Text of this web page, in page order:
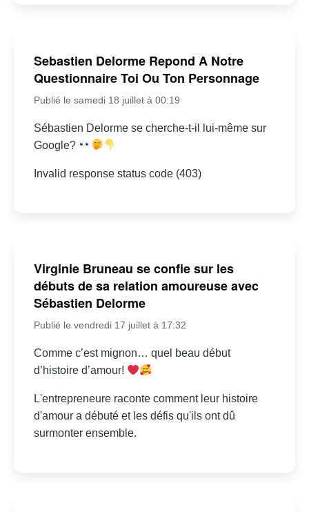
Sebastien Delorme Repond A Notre
Questionnaire Toi Ou Ton Personnage
Publié le samedi 18 juillet à 00:19
Sébastien Delorme se cherche-t-il lui-même sur
Google?
Invalid response status code (403)
Virginie Bruneau se confie sur les
débuts de sa relation amoureuse avec
Sébastien Delorme
Publié le vendredi 17 juillet à 17:32
Comme c’est mignon… quel beau début
d’histoire d’amour!
L'entrepreneure raconte comment leur histoire
d'amour a débuté et les défis qu'ils ont dû
surmonter ensemble.